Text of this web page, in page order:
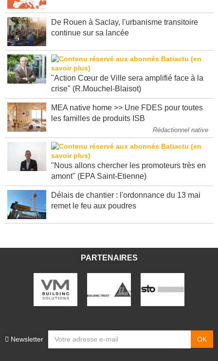
De Rouen à Saclay, l'urbanisme transitoire
continue sur sa lancée
"Action Cœur de Ville sera amplifié face à la
crise" (R.Mouchel-Blaisot)
MEA native home >> Une FDES pour toutes
les familles de produits ISB
Rédactionnel native
"Nous allons chercher les promoteurs très en
amont" (EPA Saint-Etienne)
Délais de chantier : l'ordonnance du 13 mai
remet le feu aux poudres
PARTENAIRES
Newsletter